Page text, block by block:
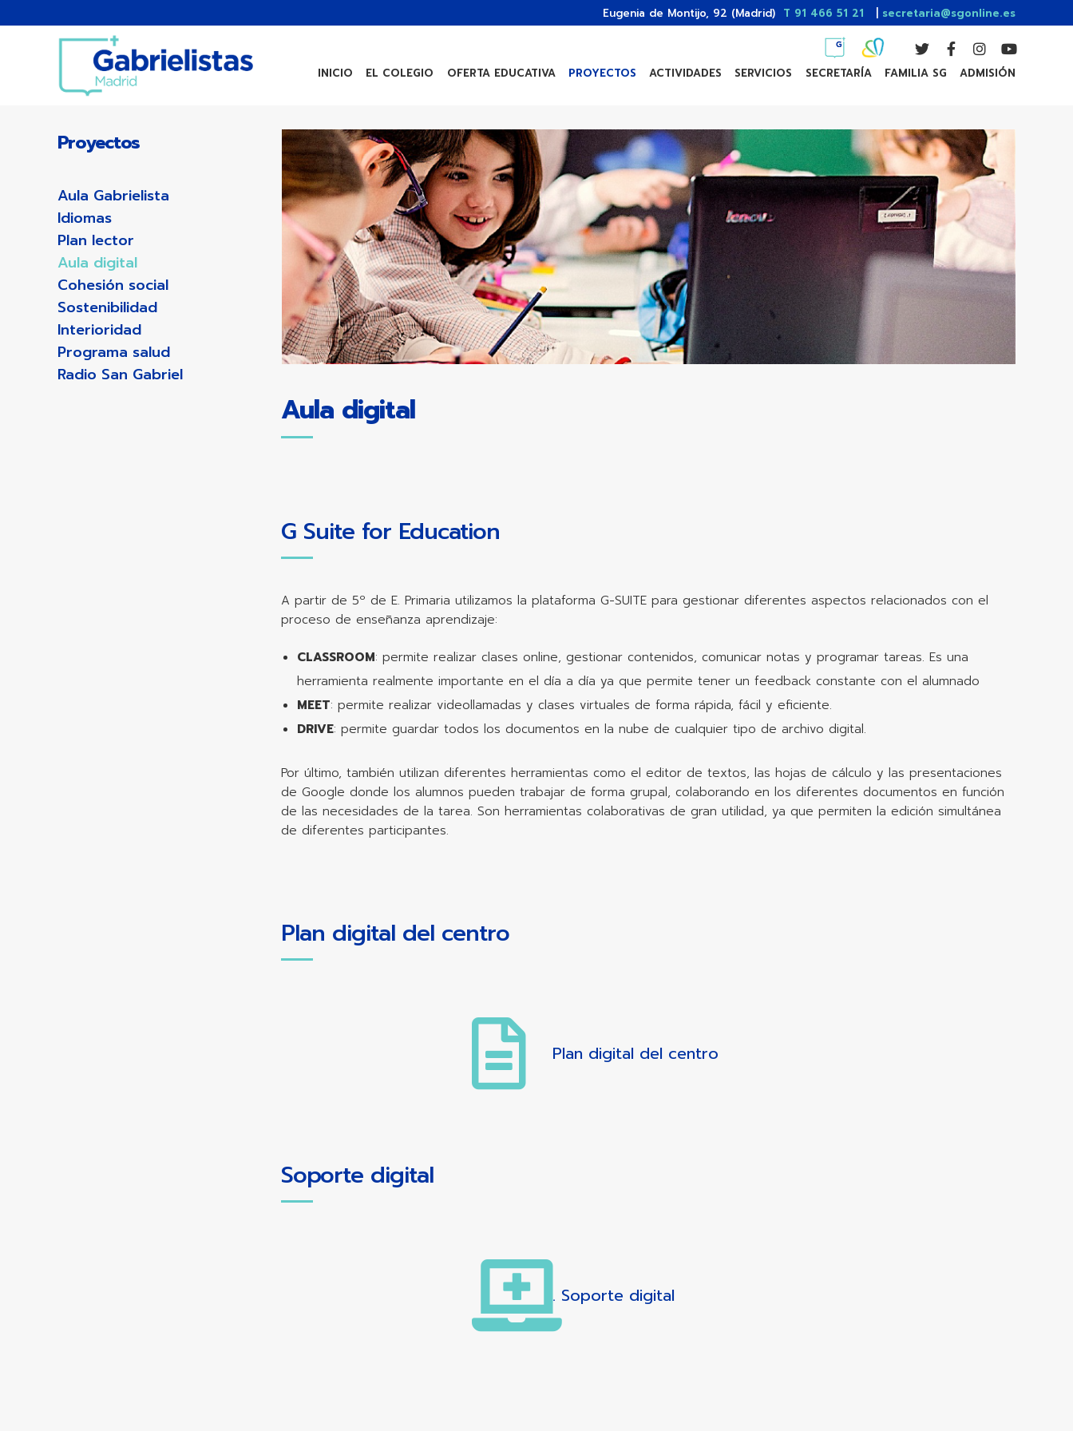
Eugenia de Montijo, 92 (Madrid) T 91 466 51 21 secretaria@sgonline.es
INICIO EL COLEGIO OFERTA EDUCATIVA PROYECTOS ACTIVIDADES SERVICIOS SECRETARÍA FAMILIA SG ADMISIÓN
Aula digital
G Suite for Education
A partir de 5º de E. Primaria utilizamos la plataforma G-SUITE para gestionar diferentes aspectos relacionados con el
proceso de enseñanza aprendizaje:
CLASSROOM: permite realizar clases online, gestionar contenidos, comunicar notas y programar tareas. Es una
herramienta realmente importante en el día a día ya que permite tener un feedback constante con el alumnado
MEET: permite realizar videollamadas y clases virtuales de forma rápida, fácil y eficiente.
DRIVE: permite guardar todos los documentos en la nube de cualquier tipo de archivo digital.
Por último, también utilizan diferentes herramientas como el editor de textos, las hojas de cálculo y las presentaciones
de Google donde los alumnos pueden trabajar de forma grupal, colaborando en los diferentes documentos en función
de las necesidades de la tarea. Son herramientas colaborativas de gran utilidad, ya que permiten la edición simultánea
de diferentes participantes.
Plan digital del centro
Plan digital del centro
Soporte digital
. Soporte digital
Proyectos
Aula Gabrielista
Idiomas
Plan lector
Aula digital
Cohesión social
Sostenibilidad
Interioridad
Programa salud
Radio San Gabriel